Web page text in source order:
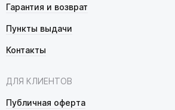
Гарантия и возврат
Пункты выдачи
Контакты
ДЛЯ КЛИЕНТОВ
Публичная оферта